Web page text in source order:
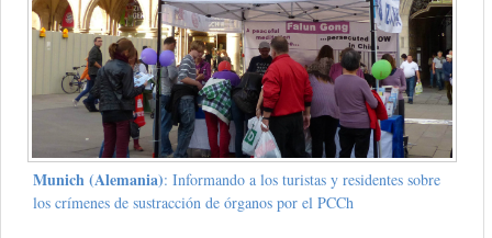
Munich (Alemania): Informando a los turistas y residentes sobre
los crímenes de sustracción de órganos por el PCCh